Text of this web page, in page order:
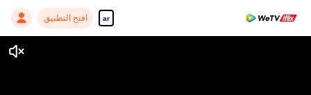
ar افتح التطبيق